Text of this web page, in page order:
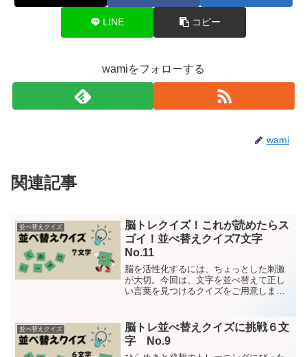
LINE コピー
wamiをフォローする
wami
関連記事
並べ替えクイズ
脳トレクイズ！これが読めたらス
ゴイ！並べ替えクイズ7文字
No.11
脳を活性化するには、ちょっとした刺激
が大切。今回は、文字を並べ替えて正し
い言葉を見つけるクイズをご用意しまし
にしてください。今回は７文字問題は15
問です。第1問しいんん...
並べ替えクイズ
脳トレ並べ替えクイズに挑戦６文
字 No.9